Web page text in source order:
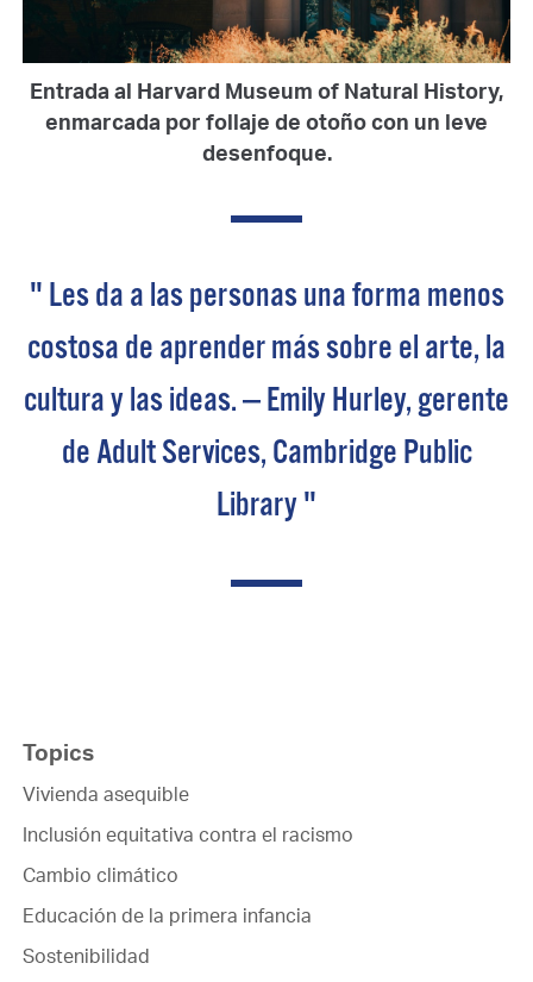
Entrada al Harvard Museum of Natural History,
enmarcada por follaje de otoño con un leve
desenfoque.
" Les da a las personas una forma menos
costosa de aprender más sobre el arte, la
cultura y las ideas. — Emily Hurley, gerente
de Adult Services, Cambridge Public
Library "
Topics
Vivienda asequible
Inclusión equitativa contra el racismo
Cambio climático
Educación de la primera infancia
Sostenibilidad